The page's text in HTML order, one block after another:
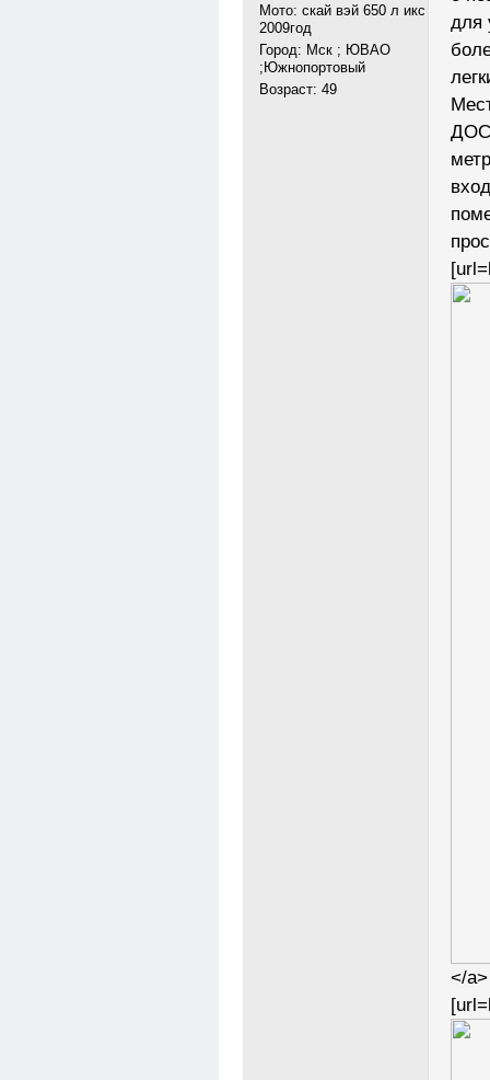
Мото: скай вэй 650 л икс
2009год
Город: Мск ; ЮВАО
;Южнопортовый
Возраст: 49
для
</a>